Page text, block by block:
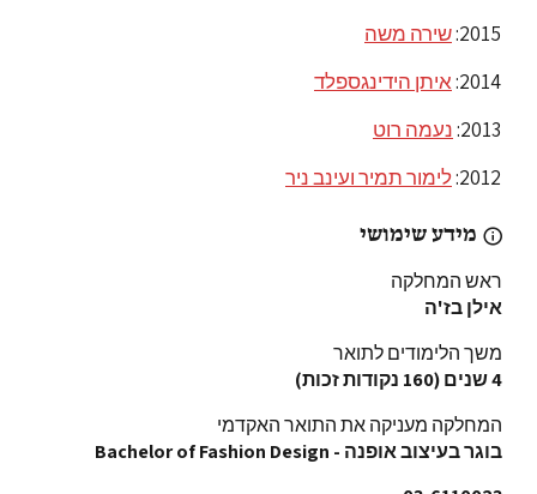
2015: שירה משה
2014: איתן הידינגספלד
2013: נעמה רוט
2012: לימור תמיר ועינב ניר
מידע שימושי
ראש המחלקה
אילן בז'ה
משך הלימודים לתואר
4 שנים (160 נקודות זכות)
המחלקה מעניקה את התואר האקדמי
בוגר בעיצוב אופנה - Bachelor of Fashion Design